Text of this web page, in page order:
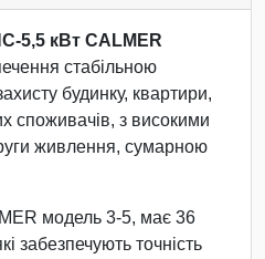
5,5 кВт CALMER
стабільною
будинку, квартири,
споживачів, з високими
живлення, сумарною
модель 3-5, має 36
забезпечують точність